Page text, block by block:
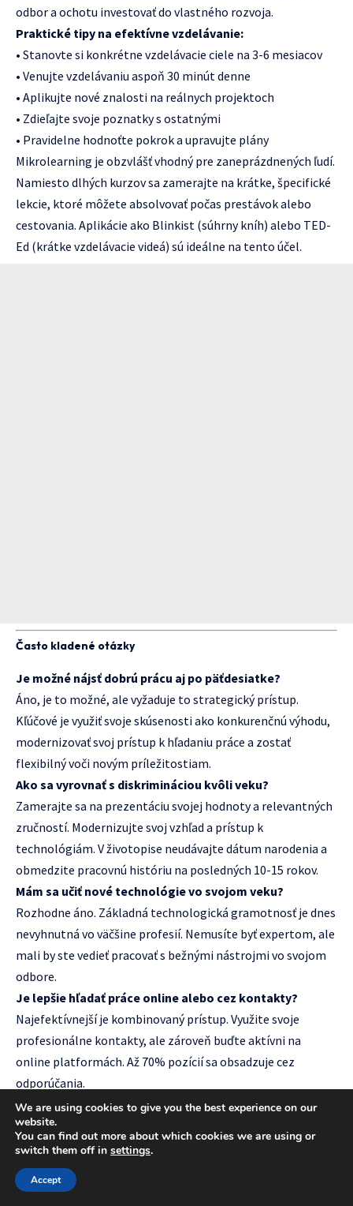
odbor a ochotu investovať do vlastného rozvoja.
Praktické tipy na efektívne vzdelávanie:
• Stanovte si konkrétne vzdelávacie ciele na 3-6 mesiacov
• Venujte vzdelávaniu aspoň 30 minút denne
• Aplikujte nové znalosti na reálnych projektoch
• Zdieľajte svoje poznatky s ostatnými
• Pravidelne hodnoťte pokrok a upravujte plány
Mikrolearning je obzvlášť vhodný pre zaneprázdnených ľudí.
Namiesto dlhých kurzov sa zamerajte na krátke, špecifické
lekcie, ktoré môžete absolvovať počas prestávok alebo
cestovania. Aplikácie ako Blinkist (súhrny kníh) alebo TED-
Ed (krátke vzdelávacie videá) sú ideálne na tento účel.
Často kladené otázky
Je možné nájsť dobrú prácu aj po päťdesiatke?
Áno, je to možné, ale vyžaduje to strategický prístup.
Kľúčové je využiť svoje skúsenosti ako konkurenčnú výhodu,
modernizovať svoj prístup k hľadaniu práce a zostať
flexibilný voči novým príležitostiam.
Ako sa vyrovnať s diskrimináciou kvôli veku?
Zamerajte sa na prezentáciu svojej hodnoty a relevantných
zručností. Modernizujte svoj vzhľad a prístup k
technológiám. V životopise neudávajte dátum narodenia a
obmedzite pracovnú históriu na posledných 10-15 rokov.
Mám sa učiť nové technológie vo svojom veku?
Rozhodne áno. Základná technologická gramotnosť je dnes
nevyhnutná vo väčšine profesií. Nemusíte byť expertom, ale
mali by ste vedieť pracovať s bežnými nástrojmi vo svojom
odbore.
Je lepšie hľadať práce online alebo cez kontakty?
Najefektívnejší je kombinovaný prístup. Využite svoje
profesionálne kontakty, ale zároveň buďte aktívni na
online platformách. Až 70% pozícií sa obsadzuje cez
odporúčania.
Ako dlho môže trvať hľadanie práce po päťdesiatke?
Doba hľadania závisí od mnohých faktorov – odboru,
regiónu, flexibility. Počítajte s tým, že môže trvať 3-12
mesiacov. Dôležité je zostať vytrvalý a kontinuálne pracovať
na svojej prezentácii.
We are using cookies to give you the best experience on our
website.
You can find out more about which cookies we are using or
switch them off in settings.
Accept